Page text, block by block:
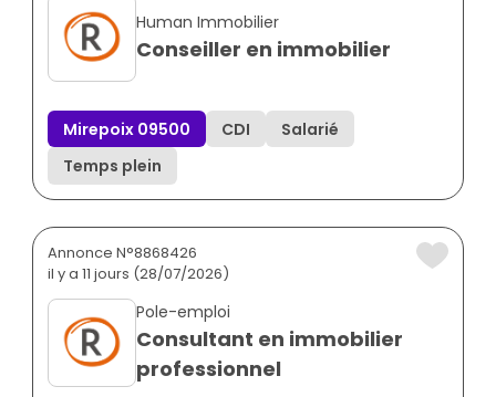
Human Immobilier
Conseiller en immobilier
Mirepoix 09500 CDI
Salarié
Temps plein
Annonce N°8868426
il y a 11 jours (28/07/2026)
Pole-emploi
Consultant en immobilier
professionnel